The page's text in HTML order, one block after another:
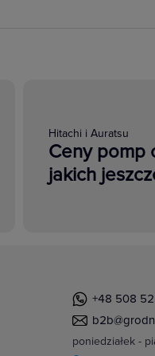
Hitachi i Auratsu
Ceny pomp
jakich
+48 508
poniedziałek -